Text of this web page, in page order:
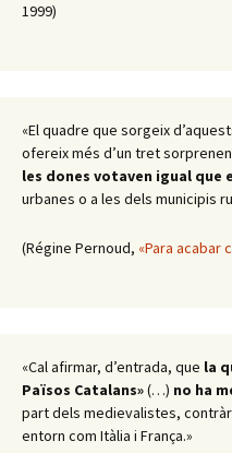
1999)
«El quadre que sorgeix
ofereix més d’un tret
les dones votaven igual que
urbanes o a les dels municipis
(Régine Pernoud, «Para acabar
«Cal afirmar, d’entrada, que la
Països Catalans»(…) no ha
part dels medievalistes,
entorn com Itàlia i França.»